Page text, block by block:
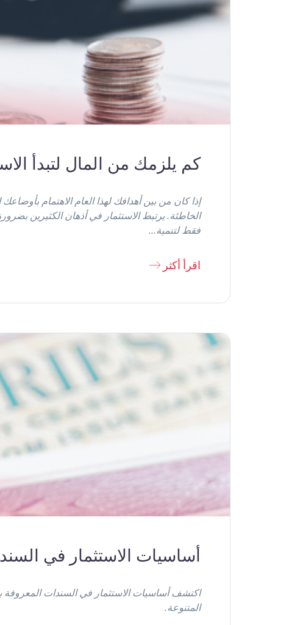
كم يلزمك من المال لتبدأ
إذا كان من بين أهدافك لهذا العام الاهتمام
الخاطئة. يرتبط الاستثمار في أذهان الكثيرين
فقط لتنمية…
اقرأ أكثر
أساسيات الاستثمار في
اكتشف أساسيات الاستثمار في السندات المعروفة
المتنوعة.